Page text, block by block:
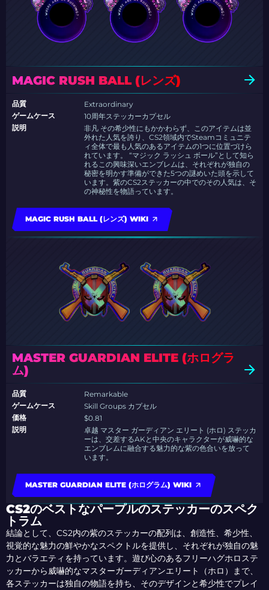
MAGIC RUSH BALL (レンズ)
品質
Extraordinary
ゲームケース
10周年ステッカーカプセル
説明
非凡 その希少性にもかかわらず、このアイテムは並
外れた人気を誇り、CS2領域内でSteamコミュニテ
ィ全体で最も人気のあるアイテムの1つに位置づけら
れています。 “マジック ラッシュ ボール”として知ら
れるこの興味深いエンブレムは、それぞれが独自の
秘密を明かす準備ができた5つの謎めいた頭を示して
います。紫のCS2ステッカーの中でのその人気は、そ
の神秘性を物語っています。
MAGIC RUSH BALL (レンズ) WIKI
MASTER GUARDIAN ELITE (ホログラ
ム)
品質
Remarkable
ゲームケース
Skill Groups カプセル
価格
$0.81
説明
卓越 マスター ガーディアン エリート (ホロ) ステッカ
ーは、交差するAKと中央のキャラクターが威嚇的な
エンブレムに融合する魅力的な紫の色合いを放って
います。
MASTER GUARDIAN ELITE (ホログラム) WIKI
CS2のベストなパープルのステッカーのスペク
トラム
結論として、CS2内の紫のステッカーの配列は、創造性、希少性、
視覚的な魅力の鮮やかなスペクトルを提供し、それぞれが独自の魅
力とバラエティを持っています。遊び心のあるフリーハグホロステ
ッカーから威嚇的なマスターガーディアンエリート（ホロ）まで、
各ステッカーは独自の物語を持ち、そのデザインと希少性でプレイ